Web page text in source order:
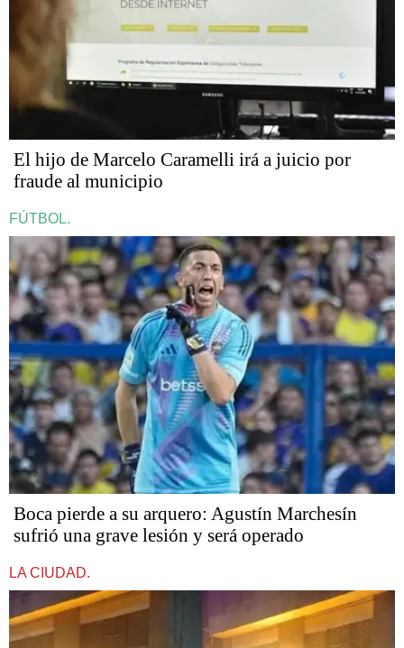
​​​​​El hijo de Marcelo Caramelli irá a juicio por
fraude al municipio
FÚTBOL.
Boca pierde a su arquero: Agustín Marchesín
sufrió una grave lesión y será operado
LA CIUDAD.